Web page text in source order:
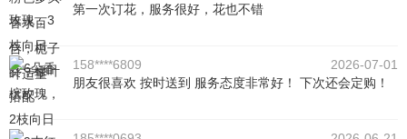
第一次订花，服务很好，花也不错
158****6809
2026-07-01
朋友很喜欢 按时送到 服务态度非常好！ 下次还会定购！